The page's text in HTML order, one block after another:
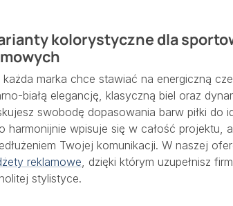
kolorystyczne dla
każda marka chce stawiać na energiczną
białą elegancję, klasyczną biel oraz
swobodę dopasowania barw piłki do
harmonijnie wpisuje się w całość projektu,
Twojej komunikacji. W naszej
reklamowe, dzięki którym uzupełnisz
stylistyce.